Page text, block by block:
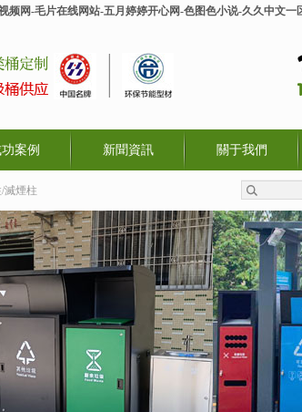
网-毛片在线网站-五月婷婷开心网-色图色小说-久久中文
案例 新聞資訊 關于我們
滅煙柱